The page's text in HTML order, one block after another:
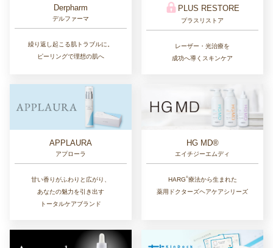
Derpharm
デルファーマ
繰り返し起こる肌トラブルに。
ピーリングで理想の肌へ
PLUS RESTORE
プラスリストア
レーザー・光治療を
成功へ導くスキンケア
APPLAURA
アプローラ
甘い香りがふわりと広がり、
あなたの魅力を引き出す
トータルケアブランド
HG MD®
エイチジーエムディ
HARG®︎療法から生まれた
薬用ドクターズヘアケアシリーズ